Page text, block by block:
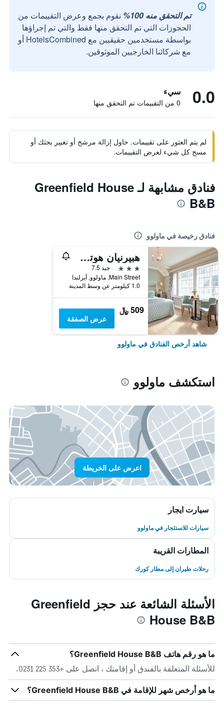
تم التحقق منه 100%
نقوم بجمع وعرض التقييمات من
الحجوزات التي تم التحقق منها فقط والتي تم إجراؤها
بواسطة مستخدمين حقيقيين مع HotelsCombined أو
مع شركائنا الخارجيين الموثوقين.
0.0 سيء
0 من التقييمات تم التحقق منها
لم يتم العثور على تقييمات. حاول إزالة مرشح أو تغيير بحثك أو
مسح كل شيء لعرض التقييمات.
فنادق مشابهة لـ Greenfield House
B&B
فنادق رخيصة في ماولوو
هبيرنيان هوتل آند ليجر سنتر
3 نجوم
جيد 7.5
Main Street, ماولوو, أيرلندا
1.0 كيلومتر عن وسط المدينة
509 ﷼
عرض الصفقة
شاهد أرخص الفنادق في ماولوو
استكشف ماولوو
اعرض على الخريطة
سيارت ايجار
سيارات للاستئجار في ماولوو
المطارات القريبة
رحلات طيران إلى مطار كورك
الأسئلة الشائعة عند حجز Greenfield
House B&B
ما هو رقم هاتف Greenfield House B&B؟
للأسئلة المتعلقة بالفندق أو إقامتك ، اتصل على +353 225 0231.
ما هو أرخص شهر للإقامة في Greenfield House B&B؟